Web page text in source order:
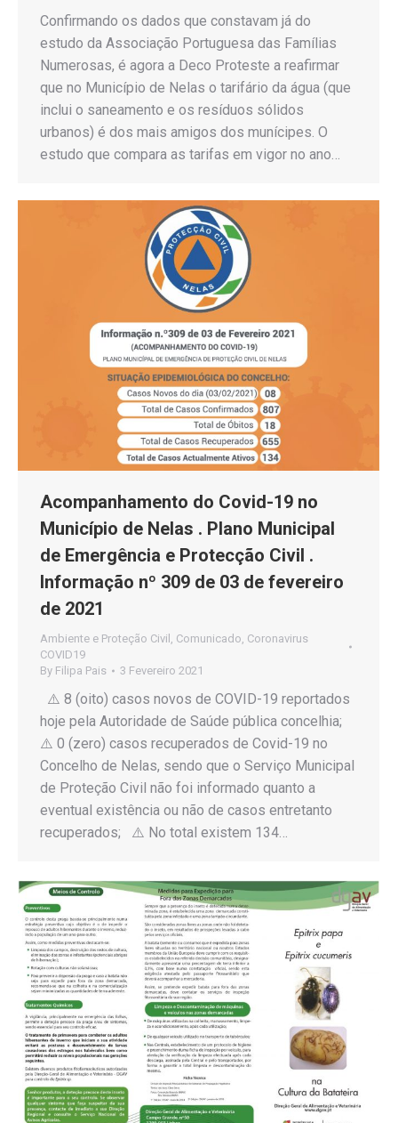
Confirmando os dados que constavam já do
estudo da Associação Portuguesa das Famílias
Numerosas, é agora a Deco Proteste a reafirmar
que no Município de Nelas o tarifário da água (que
inclui o saneamento e os resíduos sólidos
urbanos) é dos mais amigos dos munícipes. O
estudo que compara as tarifas em vigor no ano…
Acompanhamento do Covid-19 no
Município de Nelas . Plano Municipal
de Emergência e Protecção Civil .
Informação nº 309 de 03 de fevereiro
de 2021
Ambiente e Proteção Civil , Comunicado, Coronavirus
COVID19
By Filipa Pais 3 Fevereiro 2021
⚠️ 8 (oito) casos novos de COVID-19 reportados
hoje pela Autoridade de Saúde pública concelhia;
⚠️ 0 (zero) casos recuperados de Covid-19 no
Concelho de Nelas, sendo que o Serviço Municipal
de Proteção Civil não foi informado quanto a
eventual existência ou não de casos entretanto
recuperados; ⚠️ No total existem 134…